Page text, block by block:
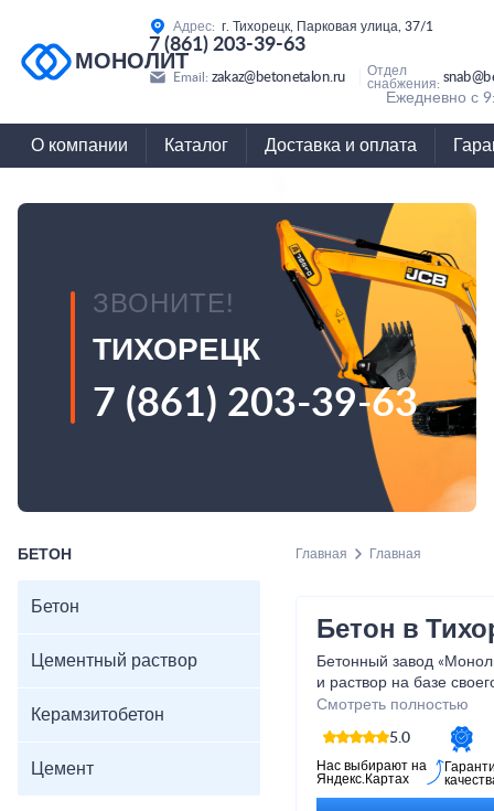
МОНОЛИТ
Адрес: г. Тихорецк, Парковая улица, 37/1
7 (861) 203-39-63
Email: zakaz@betonetalon.ru
Отдел
снабжения:
Ежедневно с
О компании Каталог Доставка и оплата
ЗВОНИТЕ!
ТИХОРЕЦК
7 (861) 203-39-63
БЕТОН
Бетон
Цементный раствор
Керамзитобетон
Цемент
Главная Главная
Бетон в
Бетонный завод
и раствор на базе
необходимы такие
щебень, поэтому мы
и площадками
поставляют нам свою
Смотреть полностью
5.0
Нас выбирают на
Яндекс.Картах